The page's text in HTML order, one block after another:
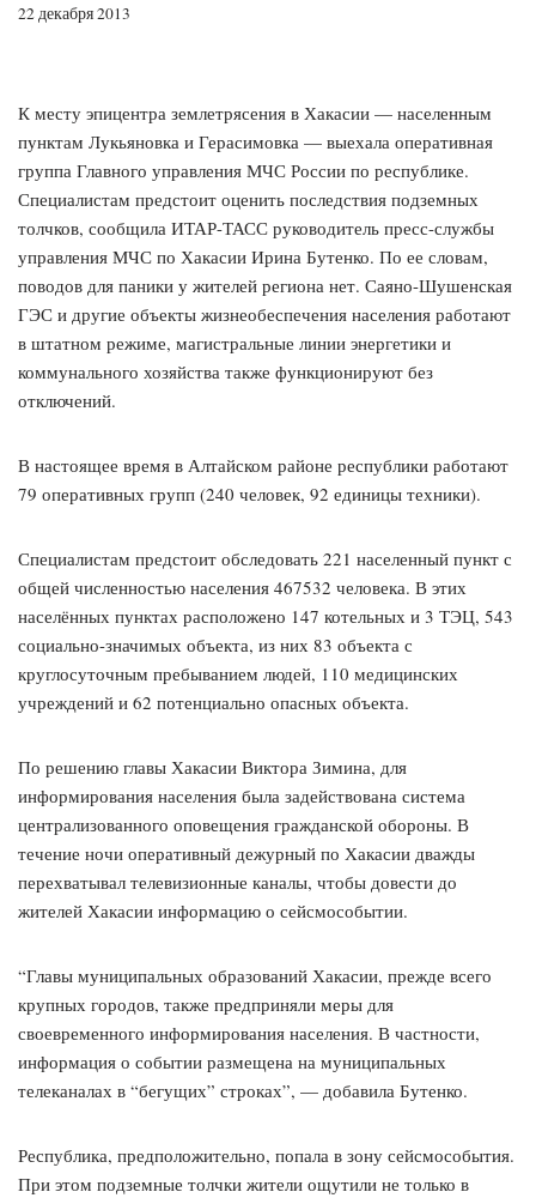
22 декабря 2013
К месту эпицентра землетрясения в Хакасии — населенным
пунктам Лукьяновка и Герасимовка — выехала оперативная
группа Главного управления МЧС России по республике.
Специалистам предстоит оценить последствия подземных
толчков, сообщила ИТАР-ТАСС руководитель пресс-службы
управления МЧС по Хакасии Ирина Бутенко. По ее словам,
поводов для паники у жителей региона нет. Саяно-Шушенская
ГЭС и другие объекты жизнеобеспечения населения работают
в штатном режиме, магистральные линии энергетики и
коммунального хозяйства также функционируют без
отключений.
В настоящее время в Алтайском районе республики работают
79 оперативных групп (240 человек, 92 единицы техники).
Специалистам предстоит обследовать 221 населенный пункт с
общей численностью населения 467532 человека. В этих
населённых пунктах расположено 147 котельных и 3 ТЭЦ, 543
социально-значимых объекта, из них 83 объекта с
круглосуточным пребыванием людей, 110 медицинских
учреждений и 62 потенциально опасных объекта.
По решению главы Хакасии Виктора Зимина, для
информирования населения была задействована система
централизованного оповещения гражданской обороны. В
течение ночи оперативный дежурный по Хакасии дважды
перехватывал телевизионные каналы, чтобы довести до
жителей Хакасии информацию о сейсмособытии.
“Главы муниципальных образований Хакасии, прежде всего
крупных городов, также предприняли меры для
своевременного информирования населения. В частности,
информация о событии размещена на муниципальных
телеканалах в “бегущих” строках”, — добавила Бутенко.
Республика, предположительно, попала в зону сейсмособытия.
При этом подземные толчки жители ощутили не только в